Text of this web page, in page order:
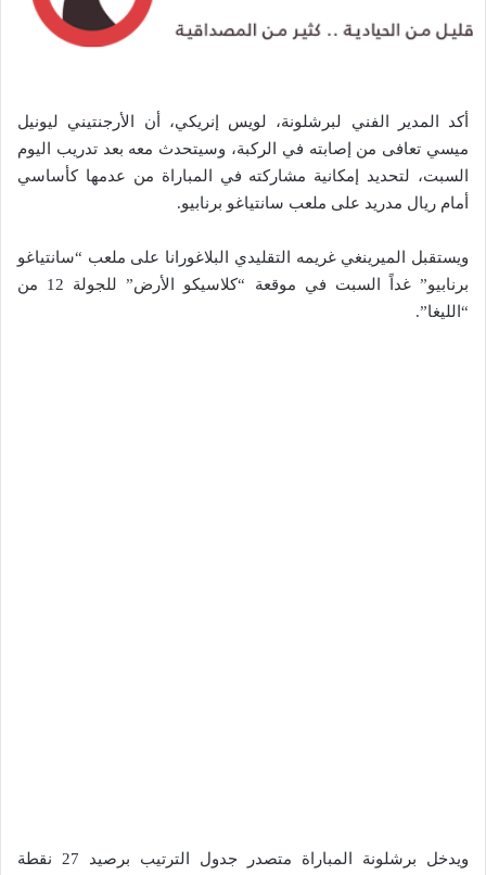
أكد المدير الفني لبرشلونة، لويس إنريكي، أن الأرجنتيني ليونيل
ميسي تعافى من إصابته في الركبة، وسيتحدث معه بعد تدريب اليوم
السبت، لتحديد إمكانية مشاركته في المباراة من عدمها كأساسي
أمام ريال مدريد على ملعب سانتياغو برنابيو.
ويستقبل الميرينغي غريمه التقليدي البلاغورانا على ملعب “سانتياغو
برنابيو” غداً السبت في موقعة “كلاسيكو الأرض” للجولة 12 من
“الليغا”.
ويدخل برشلونة المباراة متصدر جدول الترتيب برصيد 27 نقطة